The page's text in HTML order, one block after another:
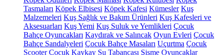
Tasmaları Köpek Elbisesi Köpek Kafesi Kümesler Kuş
Malzemeleri Kuş Sağlık ve Bakım Ürünleri Kuş Kafesleri ve
Aksesuarları Kuş Yemi Kuş Suluk ve Yemlikleri Çocuk
Bahçe Oyuncakları Kaydırak ve Salıncak Oyun Evleri Çocuk
Bahçe Sandalyeleri Çocuk Bahçe Masaları Uçurtma Çocuk
Scooter Çocuk Kaykay Su Tabancası Şişme Oyuncaklar